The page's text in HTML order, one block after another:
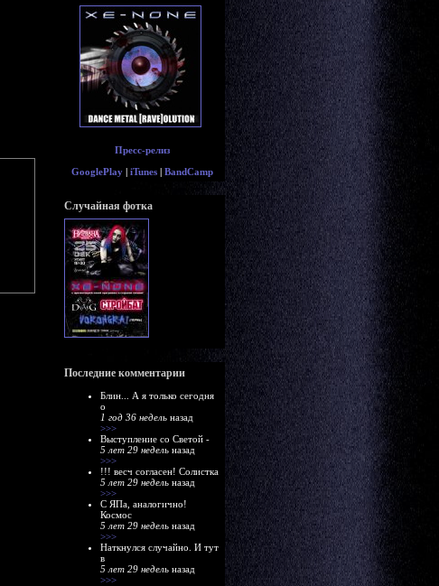
Пресс-релиз
GooglePlay | iTunes | BandCamp
Случайная фотка
Последние комментарии
Блин... А я только сегодня
о
1 год 36 недель назад
>>>
Выступление со Светой -
5 лет 29 недель назад
>>>
!!! весч согласен! Солистка
5 лет 29 недель назад
>>>
С ЯПа, аналогично!
Космос
5 лет 29 недель назад
>>>
Наткнулся случайно. И тут
в
5 лет 29 недель назад
>>>